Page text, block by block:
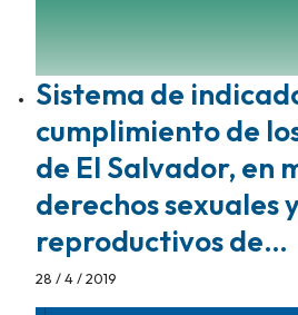
Sistema de
cumplimiento de
de El Salvador, en
derechos sexuales
reproductivos de…
28 / 4 / 2019